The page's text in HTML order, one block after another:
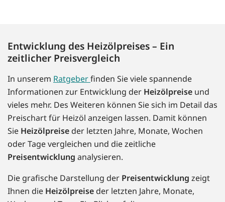
Entwicklung des Heizölpreises – Ein
zeitlicher Preisvergleich
In unserem Ratgeberfinden Sie viele spannende
Informationen zur Entwicklung der Heizölpreise und
vieles mehr. Des Weiteren können Sie sich im Detail das
Preischart für Heizöl anzeigen lassen. Damit können
Sie Heizölpreise der letzten Jahre, Monate, Wochen
oder Tage vergleichen und die zeitliche
Preisentwicklung analysieren.
Die grafische Darstellung der Preisentwicklung zeigt
Ihnen die Heizölpreise der letzten Jahre, Monate,